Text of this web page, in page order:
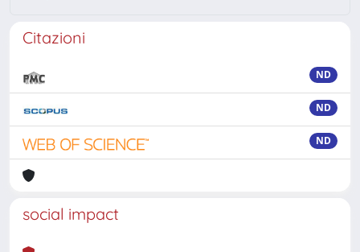
Citazioni
ND
ND
ND
social impact